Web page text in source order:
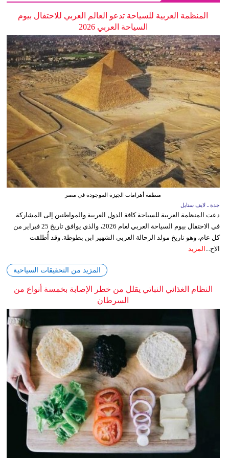
المنظمة العربية للسياحة تدعو العالم العربي للاحتفال بيوم
السياحة العربي 2026
منطقة أهرامات الجيزة الموجودة في مصر
جدة ـ لايف ستايل
دعت المنظمة العربية للسياحة كافة الدول العربية والمواطنين إلى المشاركة
في الاحتفال بيوم السياحة العربي لعام 2026، والذي يوافق تاريخ 25 فبراير من
كل عام، وهو تاريخ مولد الرحالة العربي الشهير ابن بطوطة. وقد أُطلقت
الاح... المزيد
المزيد من التحقيقات السياحية
النظام الغذائي النباتي يقلل من خطر الإصابة بخمسة أنواع من
السرطان